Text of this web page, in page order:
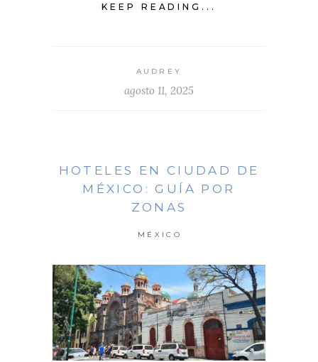
KEEP READING...
AUDREY
agosto 11, 2025
HOTELES EN CIUDAD DE
MÉXICO: GUÍA POR
ZONAS
MÉXICO